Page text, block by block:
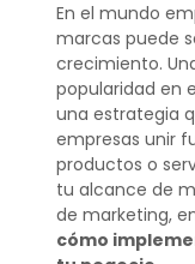
En el mundo
marcas puede
crecimiento.
popularidad en
una estrategia
empresas unir
productos o
tu alcance de
de marketing,
cómo